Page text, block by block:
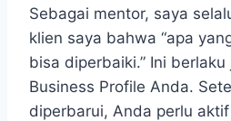
Sebagai mentor, saya
klien saya bahwa “apa
bisa diperbaiki.” Ini
Business Profile Anda.
diperbarui, Anda perlu